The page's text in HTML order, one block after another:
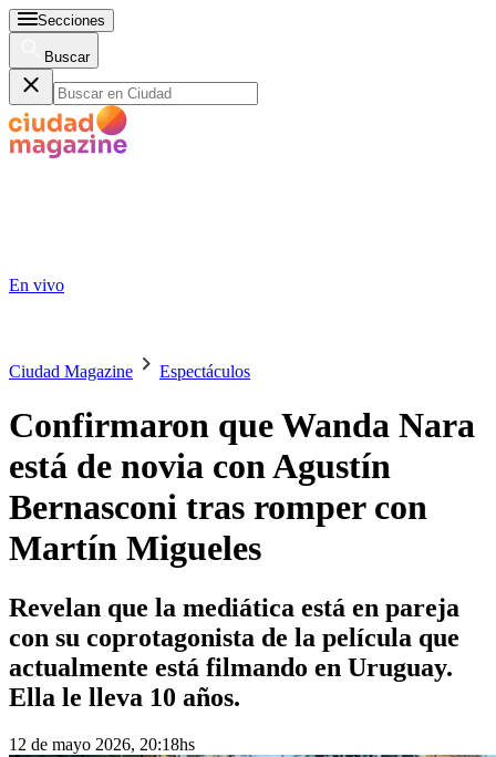
Secciones
Buscar
En vivo
Ciudad Magazine Espectáculos
Confirmaron que Wanda Nara
está de novia con Agustín
Bernasconi tras romper con
Martín Migueles
Revelan que la mediática está en pareja
con su coprotagonista de la película que
actualmente está filmando en Uruguay.
Ella le lleva 10 años.
12 de mayo 2026, 20:18hs